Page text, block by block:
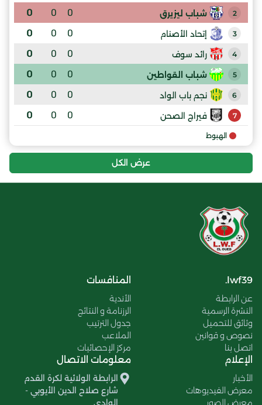
2 شباب ليزيرق 0
0
0
3 إتحاد الأصنام 0
0
0
4 رائد سوف 0
0
0
5 شباب القواطين 0
0
0
6 نجم باب الواد 0
0
0
7 فيراج الصحن 0
0
0
الهبوط
عرض الكل
lwf39.
عن الرابطة
النشرة الرسمية
وثائق للتحميل
نصوص و قوانين
اتصل بنا
المنافسات
الأندية
الرزنامة و النتائج
جدول الترتيب
الملاعب
مركز الإحصائيات
الإعلام
الأخبار
معرض الفيديوهات
معرض الصور
معلومات الاتصال
الرابطة الولائية لكرة القدم
شارع صلاح الدين الأيوبي -
الوادي